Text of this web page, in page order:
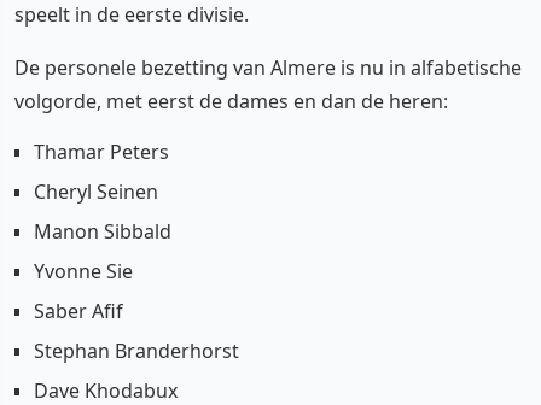
speelt in de eerste divisie.
De personele bezetting van Almere is nu in alfabetische
volgorde, met eerst de dames en dan de heren:
Thamar Peters
Cheryl Seinen
Manon Sibbald
Yvonne Sie
Saber Afif
Stephan Branderhorst
Dave Khodabux